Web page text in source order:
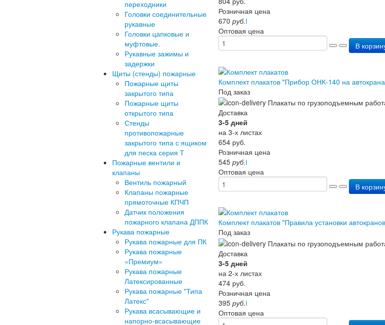
переходники
Головки соединительные
рукавные
Головки цапковые и
муфтовые.
Рукавные зажимы и
задержки
Щиты (стенды) пожарные
Пожарные щиты
закрытого типа
Пожарные щиты
открытого типа
Стенды
противопожарные
закрытого типа с ящиком
для песка серия Т
Пожарные вентили и
клапаны
Вентиль пожарный
Клапаны пожарные
прямоточные КПЧП
Датчик положения
пожарного клапана ДППК
Рукава пожарные
Рукава пожарные для ПК
Рукава пожарные
«Премиум»
Рукава пожарные
Латексированные
Рукава пожарные "Типа
Латекс"
Рукава всасывающие и
напорно-всасывающие
Розничная цена
670 руб.i
Оптовая цена
В
Комплект плакатов "Прибор ОНК-140 на
Под заказ
Доставка
3-5 дней
на 3-х листах
654 руб.
Розничная цена
545 руб.i
Оптовая цена
В
Комплект плакатов "Правила установки
Под заказ
Доставка
3-5 дней
на 2-х листах
474 руб.
Розничная цена
395 руб.i
Оптовая цена